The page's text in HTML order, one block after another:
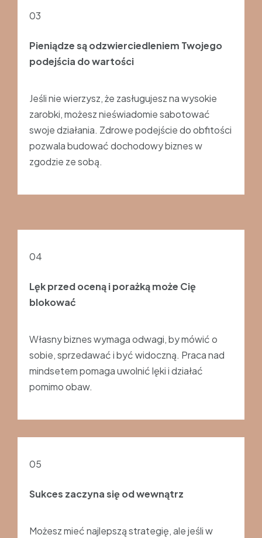
03
Pieniądze są odzwierciedleniem Twojego
podejścia do wartości
Jeśli nie wierzysz, że zasługujesz na wysokie
zarobki, możesz nieświadomie sabotować
swoje działania. Zdrowe podejście do obfitości
pozwala budować dochodowy biznes w
zgodzie ze sobą.
04
Lęk przed oceną i porażką może Cię
blokować
Własny biznes wymaga odwagi, by mówić o
sobie, sprzedawać i być widoczną. Praca nad
mindsetem pomaga uwolnić lęki i działać
pomimo obaw.
05
Sukces zaczyna się od wewnątrz
Możesz mieć najlepszą strategię, ale jeśli w